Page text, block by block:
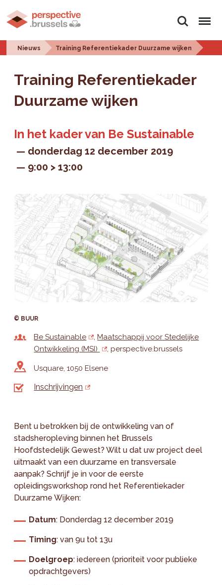
Zoeken Menu
Nieuws Training Referentiekader Duurzame wijken
Training Referentiekader
Duurzame wijken
In het kader van Be Sustainable
donderdag 12 december 2019
9:00 > 13:00
© BUUR
Be Sustainable
Maatschappij voor Stedelijke
Ontwikkeling (MSI)
perspective.brussels
Usquare, 1050 Elsene
Inschrijvingen
Bent u betrokken bij de ontwikkeling van of
stadsheropleving binnen het Brussels
Hoofdstedelijk Gewest? Wilt u dat uw project deel
uitmaakt van een duurzame en transversale
aanpak? Schrijf je in voor de eerste
opleidingsworkshop rond het Referentiekader
Duurzame Wijken:
Datum: Donderdag 12 december 2019
Timing: van 9u tot 13u
Doelgroep: iedereen (prioriteit voor publieke
opdrachtgevers)